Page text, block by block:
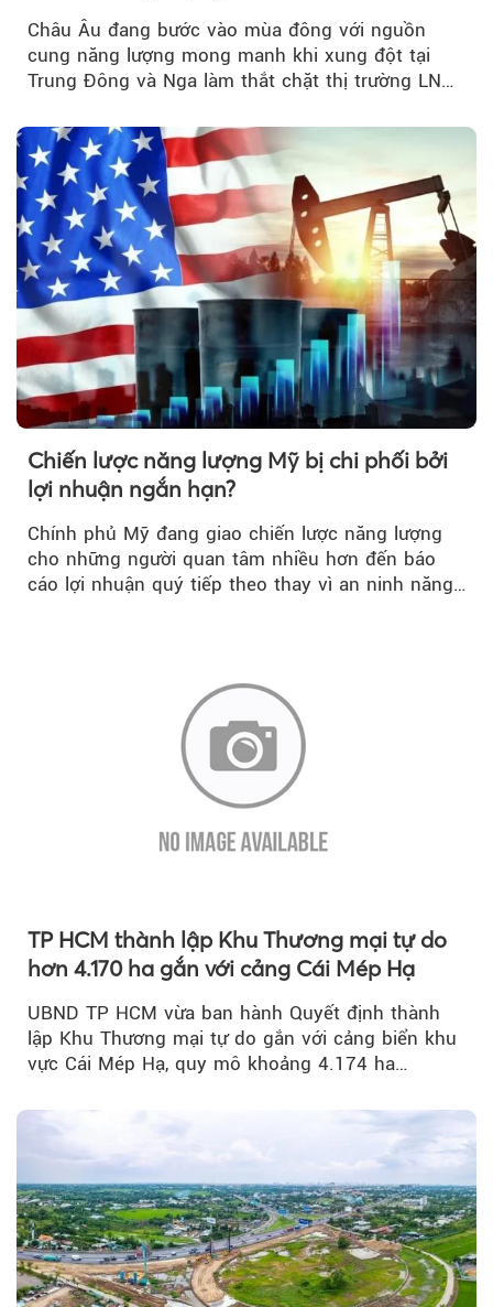
Châu Âu đang bước vào mùa đông với nguồn
cung năng lượng mong manh khi xung đột tại
Trung Đông và Nga làm thắt chặt thị trường LNG
lo ngại.
Chiến lược năng lượng Mỹ bị chi phối bởi
lợi nhuận ngắn hạn?
Chính phủ Mỹ đang giao chiến lược năng lượng
cho những người quan tâm nhiều hơn đến báo
cáo lợi nhuận quý tiếp theo thay vì an ninh năng
TP HCM thành lập Khu Thương mại tự do
hơn 4.170 ha gắn với cảng Cái Mép Hạ
UBND TP HCM vừa ban hành Quyết định thành
lập Khu Thương mại tự do gắn với cảng biển khu
vực Cái Mép Hạ, quy mô khoảng 4.174 ha…